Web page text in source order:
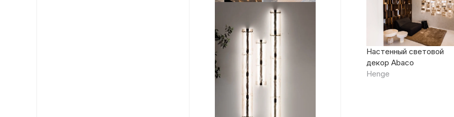
Настенный световой
декор Abaco
Henge